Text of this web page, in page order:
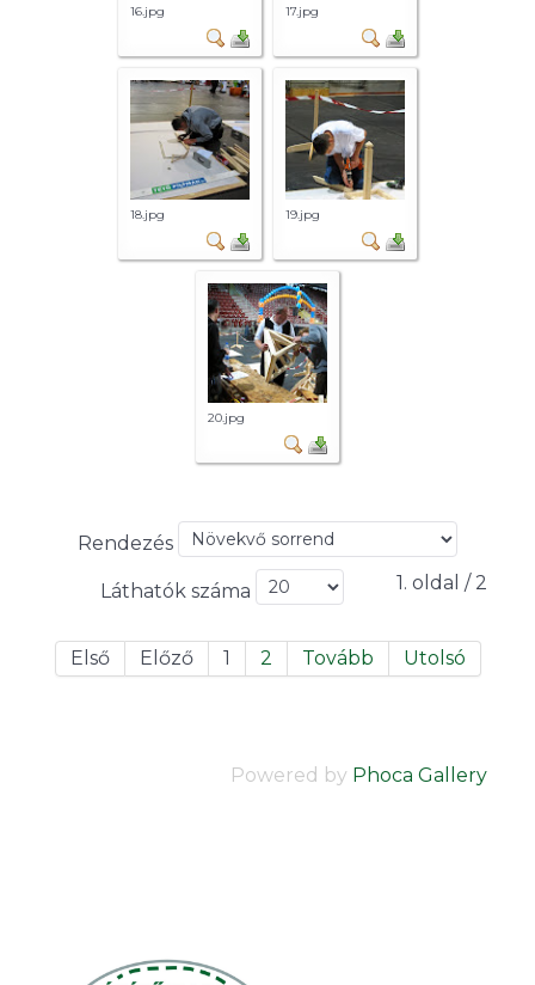
16.jpg 17.jpg
18.jpg 19.jpg
20.jpg
Rendezés
Láthatók száma 1. oldal / 2
Első Előző 1 2 Tovább Utolsó
Powered by Phoca Gallery